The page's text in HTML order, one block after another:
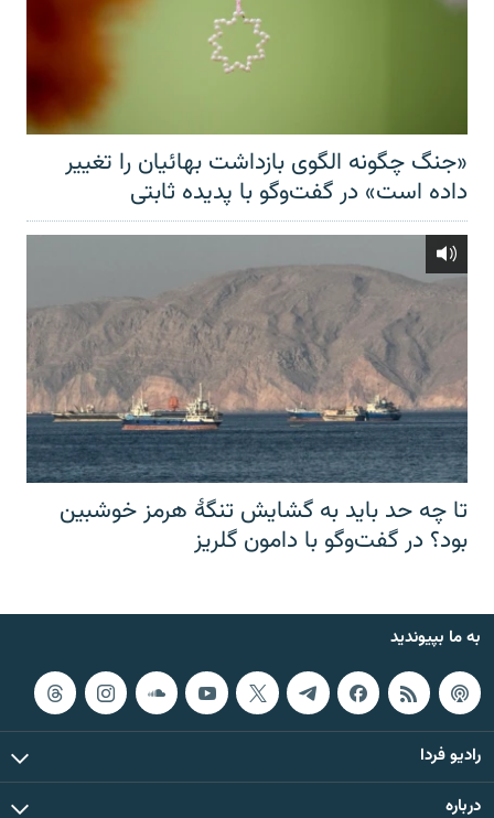
«جنگ چگونه الگوی بازداشت بهائیان را تغییر
داده است» در گفت‌وگو با پدیده ثابتی
تا چه حد باید به گشایش تنگهٔ هرمز خوشبین
بود؟ در گفت‌وگو با دامون گلریز
به ما بپیوندید
رادیو فردا
درباره